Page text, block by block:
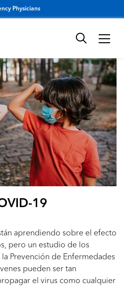
Physicians
19
aprendiendo sobre el efecto
pero un estudio de los
Prevención de Enfermedades
pueden ser tan
el virus como cualquier